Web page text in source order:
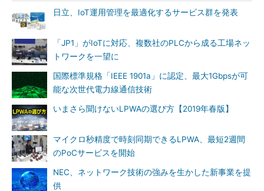
日立、IoT運用管理を最適化するサービス群を発表
「JP1」がIoTに対応、複数社のPLCから成る工場ネッ
トワークを一望に
国際標準規格「IEEE 1901a」に認定、最大1Gbpsが可
能な次世代電力線通信技術
いまさら聞けないLPWAの選び方【2019年春版】
マイクロ秒精度で時刻同期できるLPWA、最短2週間
のPoCサービスを開始
NEC、ネットワーク技術の強みを生かした新事業を提
供